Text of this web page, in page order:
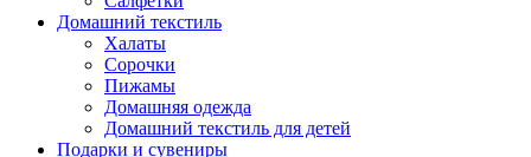
Домашний текстиль
Халаты
Сорочки
Пижамы
Домашняя одежда
Домашний текстиль для детей
Подарки и сувениры